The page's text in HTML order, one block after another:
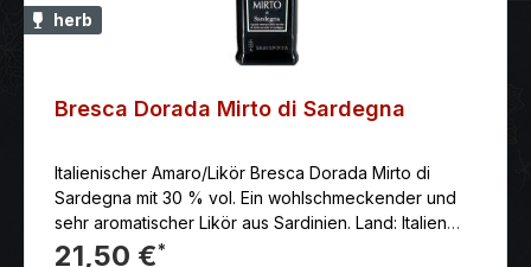
herb
Bresca Dorada Mirto di Sardegna
Italienischer Amaro/Likör Bresca Dorada Mirto di
Sardegna mit 30 % vol. Ein wohlschmeckender und
sehr aromatischer Likör aus Sardinien. Land: Italien
Erzeuger: Bresca Dorada Anbaugebiet: Sardinien
21,50 €*